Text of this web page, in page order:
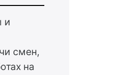
и
смен,
на